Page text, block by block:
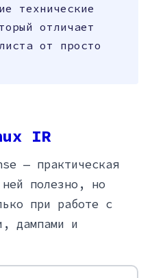
технические
отличает
от просто
IR
— практическая
полезно, но
при работе с
дампами и